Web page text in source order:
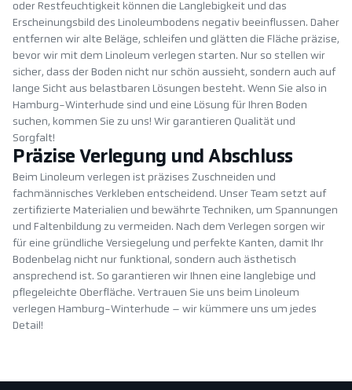
oder Restfeuchtigkeit können die Langlebigkeit und das
Erscheinungsbild des Linoleumbodens negativ beeinflussen. Daher
entfernen wir alte Beläge, schleifen und glätten die Fläche präzise,
bevor wir mit dem Linoleum verlegen starten. Nur so stellen wir
sicher, dass der Boden nicht nur schön aussieht, sondern auch auf
lange Sicht aus belastbaren Lösungen besteht. Wenn Sie also in
Hamburg-Winterhude sind und eine Lösung für Ihren Boden
suchen, kommen Sie zu uns! Wir garantieren Qualität und
Sorgfalt!
Präzise Verlegung und Abschluss
Beim Linoleum verlegen ist präzises Zuschneiden und
fachmännisches Verkleben entscheidend. Unser Team setzt auf
zertifizierte Materialien und bewährte Techniken, um Spannungen
und Faltenbildung zu vermeiden. Nach dem Verlegen sorgen wir
für eine gründliche Versiegelung und perfekte Kanten, damit Ihr
Bodenbelag nicht nur funktional, sondern auch ästhetisch
ansprechend ist. So garantieren wir Ihnen eine langlebige und
pflegeleichte Oberfläche. Vertrauen Sie uns beim Linoleum
verlegen Hamburg-Winterhude – wir kümmere uns um jedes
Detail!